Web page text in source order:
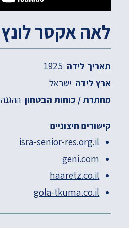
לאה אקסר לונץ
תאריך לידה
ארץ לידה ישראל
מחתרת / כוחות הבטחון ההגנה
קישורים חיצוניים
isra-senior-res.org.il
geni.com
haaretz.co.il
gola-tkuma.co.il